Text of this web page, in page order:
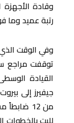
وقادة
رتبة عميد وما
وفي الوقت
توقفت مراجع
القيادة
جيفيرز إلى
من 12